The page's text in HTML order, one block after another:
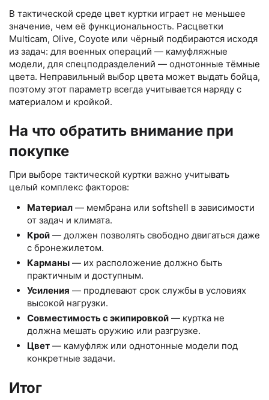
В тактической среде цвет куртки играет не меньшее
значение, чем её функциональность. Расцветки
Multicam, Olive, Coyote или чёрный подбираются исходя
из задач: для военных операций — камуфляжные
модели, для спецподразделений — однотонные тёмные
цвета. Неправильный выбор цвета может выдать бойца,
поэтому этот параметр всегда учитывается наряду с
материалом и кройкой.
На что обратить внимание при
покупке
При выборе тактической куртки важно учитывать
целый комплекс факторов:
Материал — мембрана или softshell в зависимости
от задач и климата.
Крой — должен позволять свободно двигаться даже
с бронежилетом.
Карманы — их расположение должно быть
практичным и доступным.
Усиления — продлевают срок службы в условиях
высокой нагрузки.
Совместимость с экипировкой — куртка не
должна мешать оружию или разгрузке.
Цвет — камуфляж или однотонные модели под
конкретные задачи.
Итог